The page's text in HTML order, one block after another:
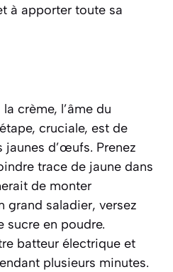
à apporter toute sa
crème, l’âme du
cruciale, est de
jaunes d’œufs. Prenez
trace de jaune dans
de monter
grand saladier, versez
sucre en poudre.
batteur électrique et
plusieurs minutes.